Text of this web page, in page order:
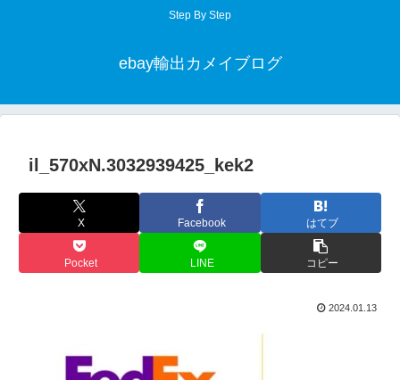
Step By Step
ebay輸出カメイブログ
il_570xN.3032939425_kek2
X Facebook はてブ
Pocket LINE コピー
2024.01.13